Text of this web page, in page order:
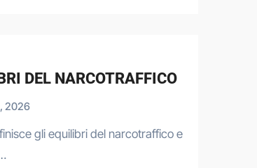
DEL NARCOTRAFFICO
2026
gli equilibri del narcotraffico e